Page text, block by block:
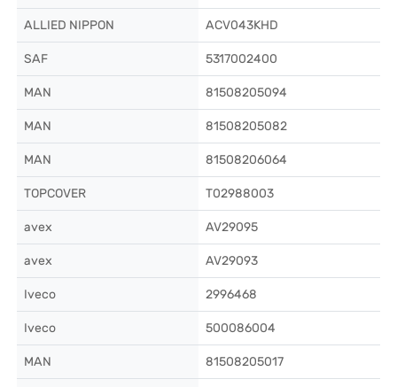
ALLIED NIPPON ACV043KHD
SAF 5317002400
MAN 81508205094
MAN 81508205082
MAN 81508206064
TOPCOVER T02988003
avex AV29095
avex AV29093
Iveco 2996468
Iveco 500086004
MAN 81508205017